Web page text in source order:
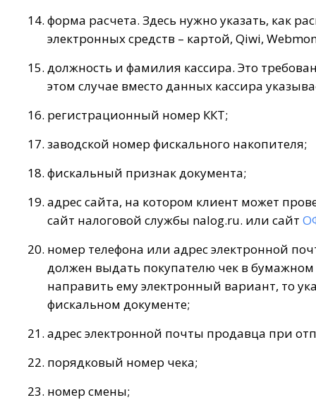
форма расчета. Здесь нужно указать, как
электронных средств – картой, Qiwi,
должность и фамилия кассира. Это
этом случае вместо данных кассира
регистрационный номер ККТ;
заводской номер фискального накопителя;
фискальный признак документа;
адрес сайта, на котором клиент может
сайт налоговой службы nalog.ru. или сайт
номер телефона или адрес электронной
должен выдать покупателю чек в бумажном
направить ему электронный вариант, то
фискальном документе;
адрес электронной почты продавца при
порядковый номер чека;
номер смены;